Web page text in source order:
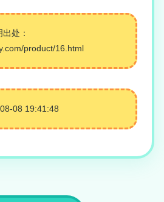
处：
product/16.html
08 19:41:48